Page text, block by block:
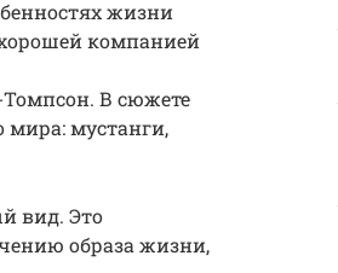
жизни
компанией
В сюжете
мира: мустанги,
вид. Это
образа жизни,